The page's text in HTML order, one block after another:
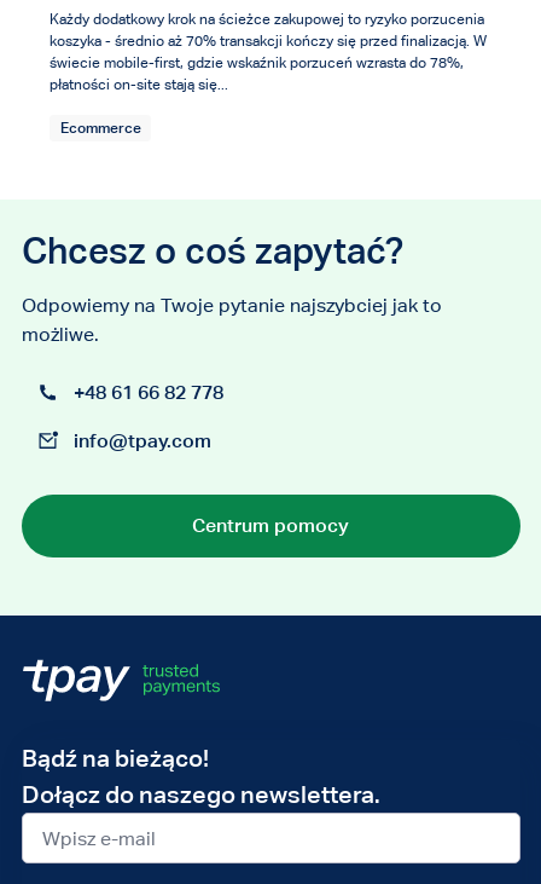
Każdy dodatkowy krok na ścieżce zakupowej to ryzyko porzucenia
koszyka - średnio aż 70% transakcji kończy się przed finalizacją. W
świecie mobile-first, gdzie wskaźnik porzuceń wzrasta do 78%,
płatności on-site stają się...
Ecommerce
Chcesz o coś zapytać?
Odpowiemy na Twoje pytanie najszybciej jak to
możliwe.
+48 61 66 82 778
info@tpay.com
Centrum pomocy
Bądź na bieżąco!
Dołącz do naszego newslettera.
Adres
e-
mail